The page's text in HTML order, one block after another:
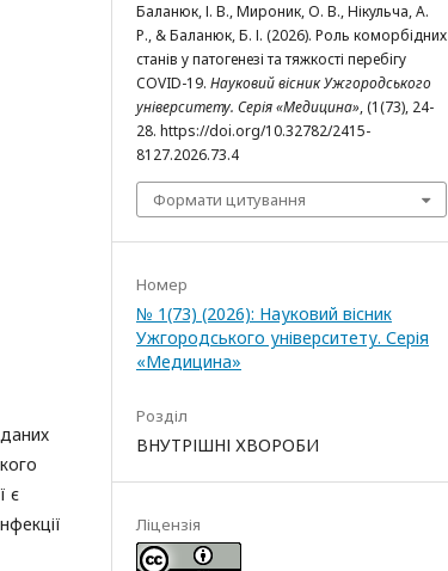
є
Баланюк, І. В., Мироник, О. В., Нікульча, А.
Р., & Баланюк, Б. І. (2026). Роль коморбідних
станів у патогенезі та тяжкості перебігу
COVID-19. Науковий вісник Ужгородського
університету. Серія «Медицина», (1(73), 24-
28. https://doi.org/10.32782/2415-
8127.2026.73.4
Формати цитування
Номер
№ 1(73) (2026): Науковий вісник
Ужгородського університету. Серія
«Медицина»
Розділ
ВНУТРІШНІ ХВОРОБИ
Ліцензія